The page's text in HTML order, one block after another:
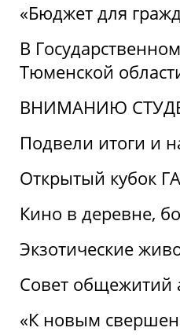
«Бюджет для
В
Тюменской
ВНИМАНИЮ
Подвели итоги и
Открытый кубок
Кино в деревне,
Экзотические
Совет общежитий
«К новым